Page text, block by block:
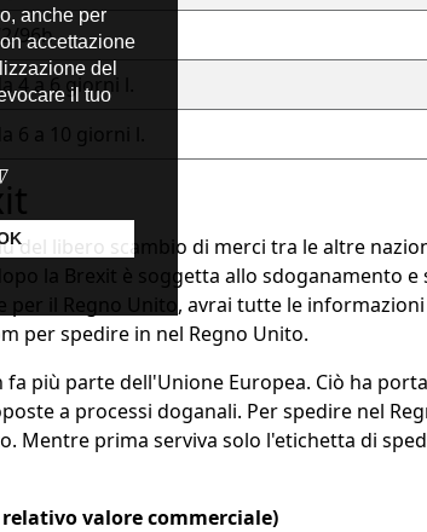
96h
4 a 6 giorni l.
6 a 10 giorni l.
del libero scambio di merci tra le altre
la Brexit è soggetta allo sdoganamento e
il Regno Unito, avrai tutte le
per spedire in nel Regno Unito.
più parte dell'Unione Europea. Ciò ha
a processi doganali. Per spedire nel
Mentre prima serviva solo l'etichetta di
valore commerciale)